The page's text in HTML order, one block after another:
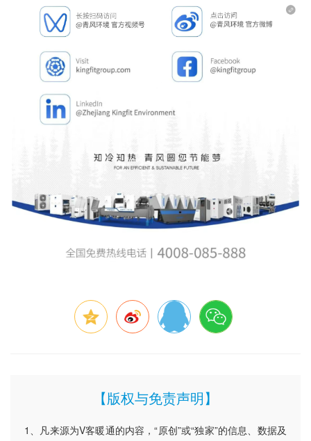
【版权与免责声明】
1、凡来源为V客暖通的内容，“原创”或“独家”的信息、数据及